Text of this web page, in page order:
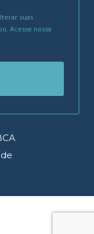
suas
Acesse nossa